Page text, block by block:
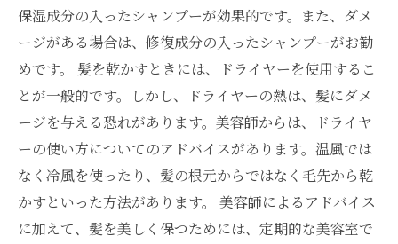
保湿成分の入ったシャンプーが効果的です。また、ダメ
ージがある場合は、修復成分の入ったシャンプーがお勧
めです。 髪を乾かすときには、ドライヤーを使用するこ
とが一般的です。しかし、ドライヤーの熱は、髪にダメ
ージを与える恐れがあります。美容師からは、ドライヤ
ーの使い方についてのアドバイスがあります。温風では
なく冷風を使ったり、髪の根元からではなく毛先から乾
かすといった方法があります。 美容師によるアドバイス
に加えて、髪を美しく保つためには、定期的な美容室で